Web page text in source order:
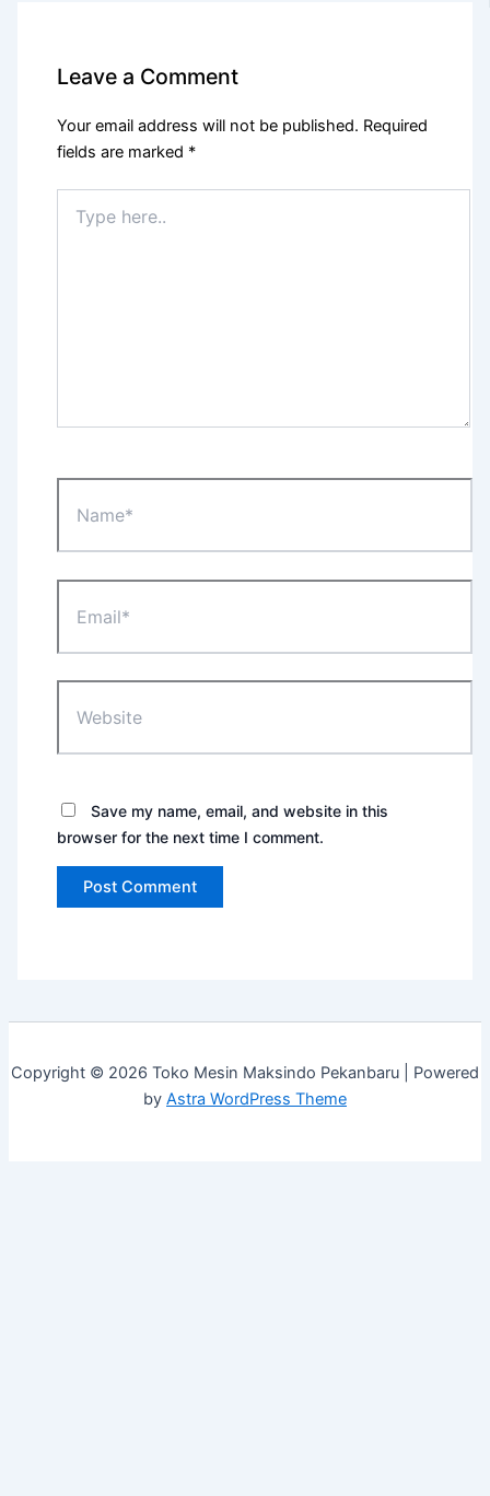
Leave a Comment
Your email address will not be published. Required
fields are marked *
here..
Save my name, email, and website in this
browser for the next time I comment.
Copyright © 2026 Toko Mesin Maksindo Pekanbaru | Powered
by Astra WordPress Theme